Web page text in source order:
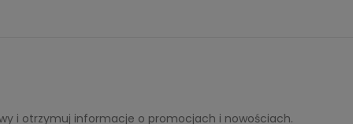
i otrzymuj informacje o promocjach i nowościach.